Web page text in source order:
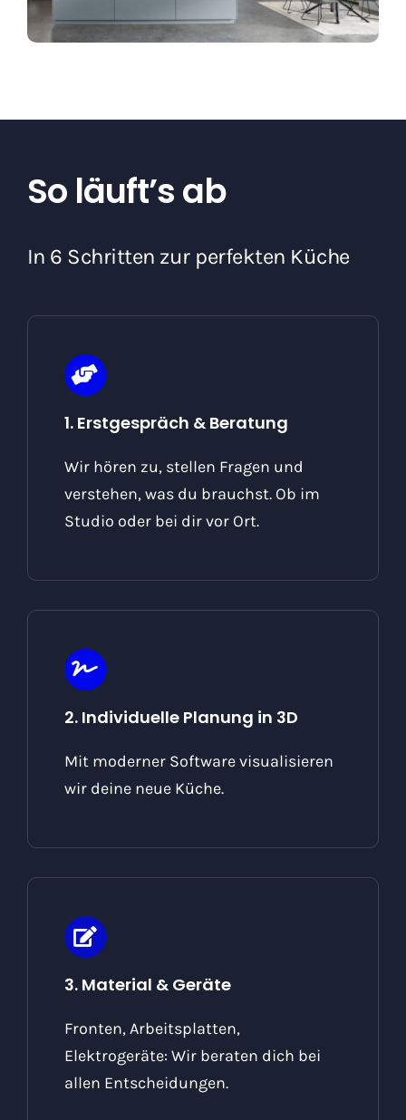
So läuft’s ab
In 6 Schritten zur perfekten Küche
1. Erstgespräch & Beratung
Wir hören zu, stellen Fragen und
verstehen, was du brauchst. Ob im
Studio oder bei dir vor Ort.
2. Individuelle Planung in 3D
Mit moderner Software visualisieren
wir deine neue Küche.
3. Material & Geräte
Fronten, Arbeitsplatten,
Elektrogeräte: Wir beraten dich bei
allen Entscheidungen.